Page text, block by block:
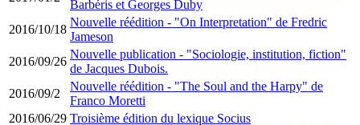
Barbéris et Georges Duby
2016/10/18
Nouvelle réédition - "On Interpretation" de Fredric
Jameson
2016/09/26
Nouvelle publication - "Sociologie, institution, fiction"
de Jacques Dubois.
2016/09/2
Nouvelle réédition - "The Soul and the Harpy" de
Franco Moretti
2016/06/29 Troisième édition du lexique Socius